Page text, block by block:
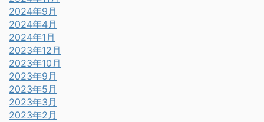
2024年9月
2024年4月
2024年1月
2023年12月
2023年10月
2023年9月
2023年5月
2023年3月
2023年2月